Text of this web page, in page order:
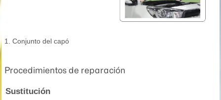
1. Conjunto del capó
Procedimientos de reparación
Sustitución